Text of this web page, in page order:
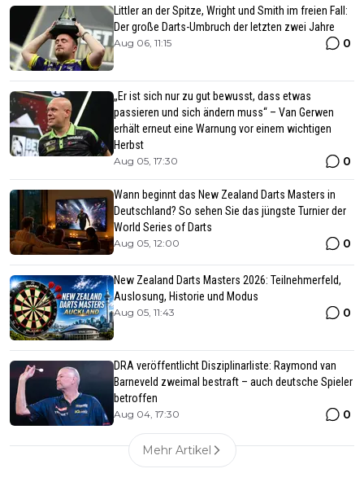
Littler an der Spitze, Wright und Smith im freien Fall:
Der große Darts-Umbruch der letzten zwei Jahre
Aug 06, 11:15 0
„Er ist sich nur zu gut bewusst, dass etwas
passieren und sich ändern muss“ – Van Gerwen
erhält erneut eine Warnung vor einem wichtigen
Herbst
Aug 05, 17:30 0
Wann beginnt das New Zealand Darts Masters in
Deutschland? So sehen Sie das jüngste Turnier der
World Series of Darts
Aug 05, 12:00 0
New Zealand Darts Masters 2026: Teilnehmerfeld,
Auslosung, Historie und Modus
Aug 05, 11:43 0
DRA veröffentlicht Disziplinarliste: Raymond van
Barneveld zweimal bestraft – auch deutsche Spieler
betroffen
Aug 04, 17:30 0
Mehr Artikel